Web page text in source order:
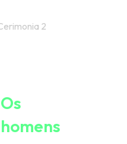
Os
homens